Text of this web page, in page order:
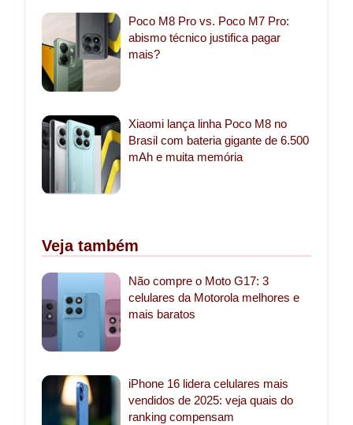
Poco M8 Pro vs. Poco M7 Pro:
abismo técnico justifica pagar
mais?
Xiaomi lança linha Poco M8 no
Brasil com bateria gigante de 6.500
mAh e muita memória
Veja também
Não compre o Moto G17: 3
celulares da Motorola melhores e
mais baratos
iPhone 16 lidera celulares mais
vendidos de 2025: veja quais do
ranking compensam